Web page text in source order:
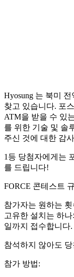
Hyosung 는 북미
찾고 있습니다. 포
ATM을 받을 수 있
를 위한 기술 및 솔
주신 것에 대한 감
1등 당첨자에게는
를 드립니다!
FORCE 콘테스트
참가자는 원하는
고유한 설치는 하
일까지 접수합니다.
참석하지 않아도
참가 방법: